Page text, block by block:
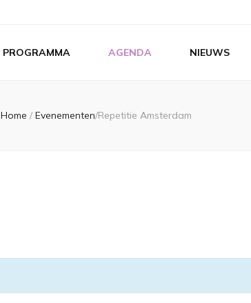
PROGRAMMA AGENDA NIEUWS
Home / Evenementen/Repetitie Amsterdam